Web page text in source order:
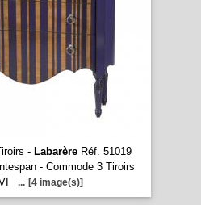
- LabarèreRéf. 51019
- Commode 3 Tiroirs
... [4 image(s)]